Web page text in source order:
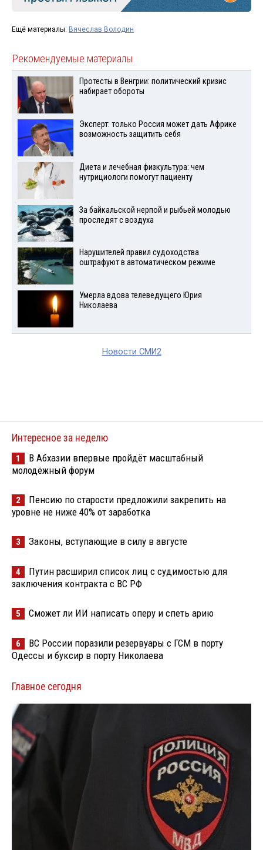
Ещё материалы: Вячеслав Володин
Рекомендуемые материалы
Протесты в Венгрии: политический кризис
набирает обороты
Эксперт: только Россия может дать Африке
возможность защитить себя
Диета и лечебная физкультура: чем
нутрициологи помогут пациенту
За байкальской нерпой и рыбьей молодью
проследят с воздуха
Нарушителей правил судоходства
оштрафуют в автоматическом режиме
Умерла вдова телеведущего Юрия
Николаева
Новости СМИ2
Интересное за неделю
1
В Абхазии впервые пройдёт масштабный
молодёжный форум
2
Пенсию по старости предложили закрепить на
уровне не ниже 40% от заработка
3 Законы, вступающие в силу в августе
4
Путин расширил список лиц с судимостью для
заключения контракта с ВС РФ
5 Сможет ли ИИ написать оперу и спеть арию
6
ВС России поразили резервуары с ГСМ в порту
Одессы и буксир в порту Николаева
Главное сегодня